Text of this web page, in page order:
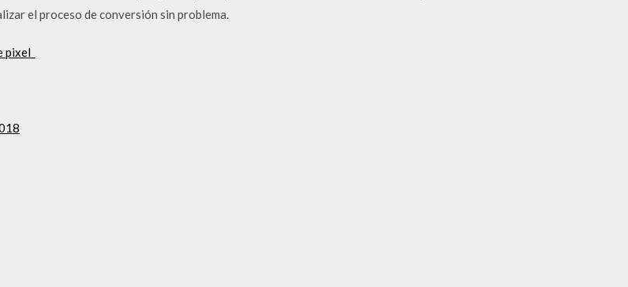
el proceso de conversión sin problema.